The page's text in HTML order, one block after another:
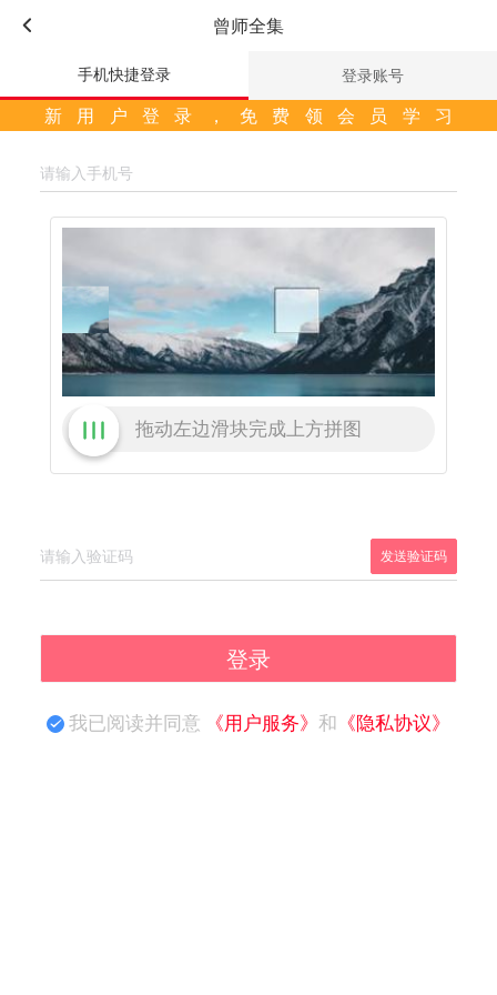
曾师全集
手机快捷登录 登录账号
拖动左边滑块完成上方拼图
发送验证码
登录
我已阅读并同意 《用户服务》 和 《隐私协议》
新用户登录，免费领会员学习